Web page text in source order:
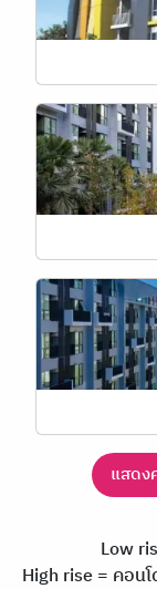
แสดง
Low
High rise = คอน